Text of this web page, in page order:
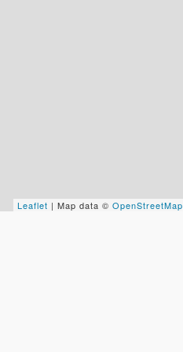
Leaflet | Map data © OpenStreetMap